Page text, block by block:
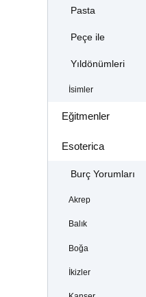
Pasta
Peçe ile
Yıldönümleri
İsimler
Eğitmenler
Esoterica
Burç Yorumları
Akrep
Balık
Boğa
İkizler